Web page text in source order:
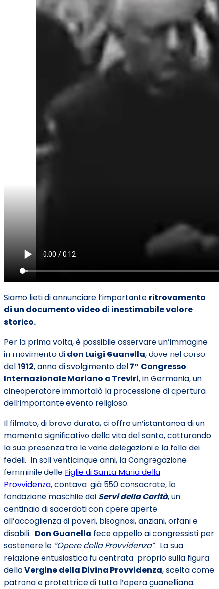
Siamo lieti di annunciare l’importante ritrovamento
di un documento video di inestimabile valore
storico.
Per la prima volta, è possibile osservare un’immagine
in movimento di don Luigi Guanella, dove nel corso
del1912, anno di svolgimento del7° Congresso
Internazionale Mariano a Treviri, in Germania, un
cineoperatore immortalò la processione di apertura
dell’importante evento religioso.
Il filmato, di breve durata, ci offre un’istantanea di un
momento significativo della vita del santo, catturando
la sua presenza tra le varie delegazioni e la folla dei
fedeli. In soli venticinque anni, la Congregazione
femminile delle Figlie di Santa Maria della
Provvidenza,contava già 550 consacrate, la
fondazione maschile dei Servi della Carità, un
centinaio di sacerdoti con opere aperte
all’accoglienza di poveri, bisognosi, anziani, orfani e
disabili. Don Guanella fece appello ai congressisti per
sostenere le “Opere della Provvidenza”. La sua
relazione entusiastica fu centrata proprio sulla figura
dellaVergine della Divina Provvidenza, scelta come
patrona e protettrice di tutta l’opera guanelliana.